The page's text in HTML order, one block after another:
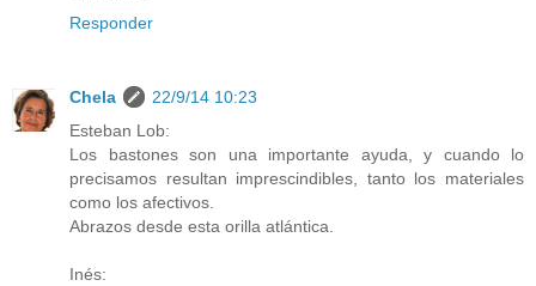
Responder
Chela
22/9/14 10:23
Esteban Lob:
Los bastones son una importante ayuda, y cuando lo
precisamos resultan imprescindibles, tanto los materiales
como los afectivos.
Abrazos desde esta orilla atlántica.
Inés: